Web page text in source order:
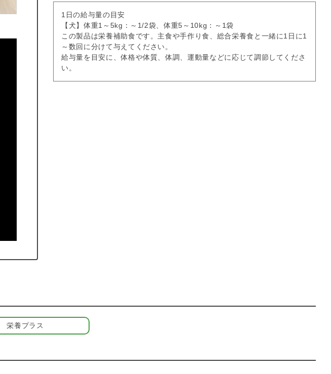
1日の給与量の目安
【犬】体重1～5kg：～1/2袋、体重5～10kg：～1袋
この製品は栄養補助食です。主食や手作り食、総合栄養食と一緒に1日に1
～数回に分けて与えてください。
給与量を目安に、体格や体質、体調、運動量などに応じて調節してくださ
い。
栄養プラス